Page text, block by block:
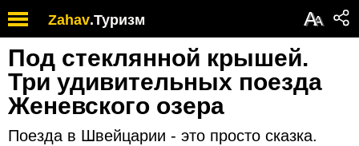
Zahav.Туризм АА
Под стеклянной крышей.
Три удивительных поезда
Женевского озера
Поезда в Швейцарии - это просто сказка.